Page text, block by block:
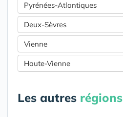
Pyrénées-Atlantiques
Deux-Sèvres
Vienne
Haute-Vienne
Les autres régions